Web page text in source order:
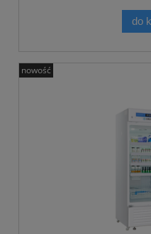
do
nowość